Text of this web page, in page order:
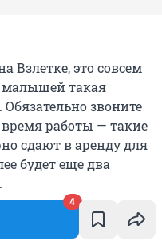
4
Взлетке, это совсем
малышей такая
звоните
работы — такие
сдают в аренду для
будет еще два